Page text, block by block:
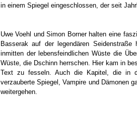
in einem Spiegel eingeschlossen, der seit
Uwe Voehl und Simon Borner halten eine
Basserak auf der legendären
inmitten der lebensfeindlichen Wüste die
Wüste, die Dschinn herrschen. Hier kam in
Text zu fesseln. Auch die Kapitel, die in
verzauberte Spiegel, Vampire und Dämonen
weitergehen.